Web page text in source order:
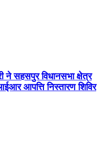
ने सहसपुर विधानसभा क्षेत्र
आपत्ति निस्तारण शिविर